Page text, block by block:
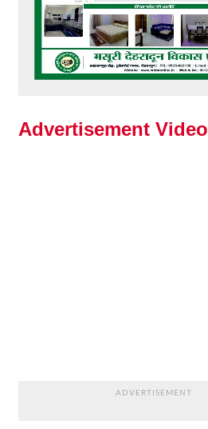
Advertisement Video
ADVERTISEMENT